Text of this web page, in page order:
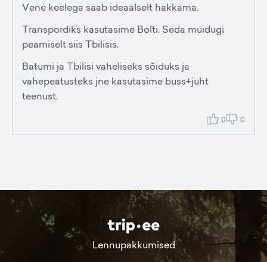
Vene keelega saab ideaalselt hakkama.
Transpordiks kasutasime Bolti. Seda muidugi
peamiselt siis Tbilisis.
Batumi ja Tbilisi vaheliseks sõiduks ja
vahepeatusteks jne kasutasime buss+juht
teenust.
0 0
Lennupakkumised